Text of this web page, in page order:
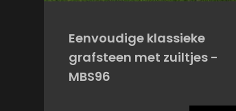
Eenvoudige klassieke
grafsteen met zuiltjes -
MBS96